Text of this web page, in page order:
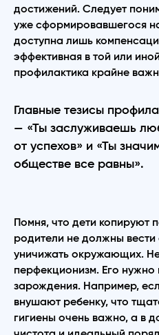
достижений. Следует
уже сформировавшегося
доступна лишь
эффективная в той или
профилактика крайне
Главные тезисы
— «Ты заслуживаешь
от успехов» и «Ты
обществе все равны».
Помня, что дети копируют
родители не должны
уничижать окружающих.
перфекционизм. Его нужно
зарождения. Например,
внушают ребенку, что
гигиены очень важно, а в